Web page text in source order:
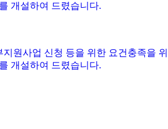
개설하여 드렸습니다.
원사업 신청 등을 위한 요건충족을 위
개설하여 드렸습니다.